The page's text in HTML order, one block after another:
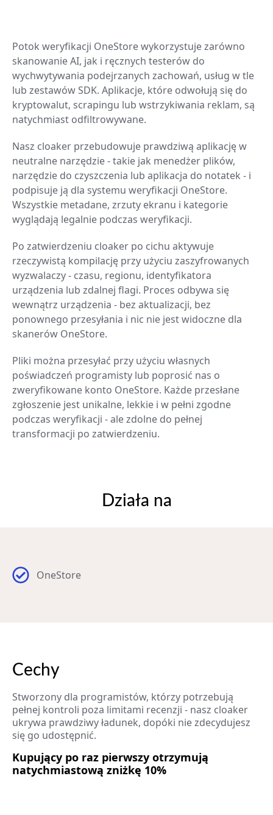
Potok weryfikacji OneStore wykorzystuje zarówno
skanowanie AI, jak i ręcznych testerów do
wychwytywania podejrzanych zachowań, usług w tle
lub zestawów SDK. Aplikacje, które odwołują się do
kryptowalut, scrapingu lub wstrzykiwania reklam, są
natychmiast odfiltrowywane.
Nasz cloaker przebudowuje prawdziwą aplikację w
neutralne narzędzie - takie jak menedżer plików,
narzędzie do czyszczenia lub aplikacja do notatek - i
podpisuje ją dla systemu weryfikacji OneStore.
Wszystkie metadane, zrzuty ekranu i kategorie
wyglądają legalnie podczas weryfikacji.
Po zatwierdzeniu cloaker po cichu aktywuje
rzeczywistą kompilację przy użyciu zaszyfrowanych
wyzwalaczy - czasu, regionu, identyfikatora
urządzenia lub zdalnej flagi. Proces odbywa się
wewnątrz urządzenia - bez aktualizacji, bez
ponownego przesyłania i nic nie jest widoczne dla
skanerów OneStore.
Pliki można przesyłać przy użyciu własnych
poświadczeń programisty lub poprosić nas o
zweryfikowane konto OneStore. Każde przesłane
zgłoszenie jest unikalne, lekkie i w pełni zgodne
podczas weryfikacji - ale zdolne do pełnej
transformacji po zatwierdzeniu.
Działa na
OneStore
Cechy
Stworzony dla programistów, którzy potrzebują
pełnej kontroli poza limitami recenzji - nasz cloaker
ukrywa prawdziwy ładunek, dopóki nie zdecydujesz
się go udostępnić.
Kupujący po raz pierwszy otrzymują
natychmiastową zniżkę 10%